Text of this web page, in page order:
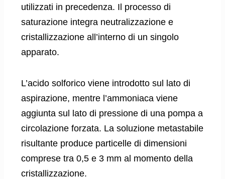
utilizzati in precedenza. Il processo di
saturazione integra neutralizzazione e
cristallizzazione all’interno di un singolo
apparato.
L’acido solforico viene introdotto sul lato di
aspirazione, mentre l’ammoniaca viene
aggiunta sul lato di pressione di una pompa a
circolazione forzata. La soluzione metastabile
risultante produce particelle di dimensioni
comprese tra 0,5 e 3 mm al momento della
cristallizzazione.